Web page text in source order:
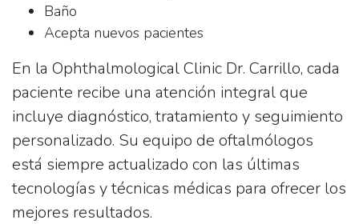
Baño
Acepta nuevos pacientes
En la Ophthalmological Clinic Dr. Carrillo, cada
paciente recibe una atención integral que
incluye diagnóstico, tratamiento y seguimiento
personalizado. Su equipo de oftalmólogos
está siempre actualizado con las últimas
tecnologías y técnicas médicas para ofrecer los
mejores resultados.